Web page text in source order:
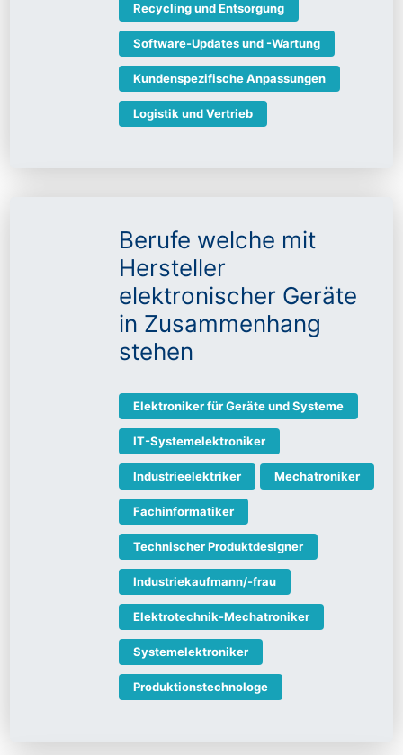
Recycling und Entsorgung
Software-Updates und -Wartung
Kundenspezifische Anpassungen
Logistik und Vertrieb
Berufe welche mit
Hersteller
elektronischer Geräte
in Zusammenhang
stehen
Elektroniker für Geräte und Systeme
IT-Systemelektroniker
Industrieelektriker Mechatroniker
Fachinformatiker
Technischer Produktdesigner
Industriekaufmann/-frau
Elektrotechnik-Mechatroniker
Systemelektroniker
Produktionstechnologe